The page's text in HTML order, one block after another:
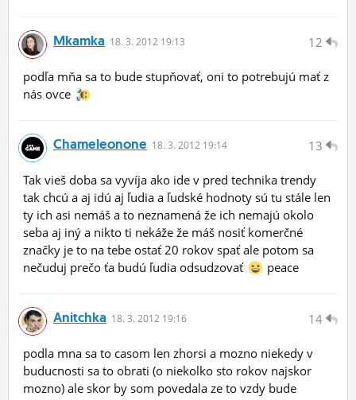
12
Mkamka 18. 3. 2012 19:13
podľa mňa sa to bude stupňovať, oni to potrebujú mať z
nás ovce
13
Chameleonone 18. 3. 2012 19:14
Tak vieš doba sa vyvíja ako ide v pred technika trendy
tak chcú a aj idú aj ľudia a ľudské hodnoty sú tu stále len
ty ich asi nemáš a to neznamená že ich nemajú okolo
seba aj iný a nikto ti nekáže že máš nosiť komerčné
značky je to na tebe ostať 20 rokov spať ale potom sa
nečuduj prečo ťa budú ľudia odsudzovať
peace
14
Anitchka 18. 3. 2012 19:16
podla mna sa to casom len zhorsi a mozno niekedy v
buducnosti sa to obrati (o niekolko sto rokov najskor
mozno) ale skor by som povedala ze to vzdy bude